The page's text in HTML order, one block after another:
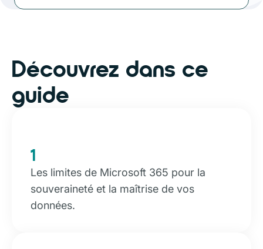
Découvrez dans ce
guide
1
Les limites de Microsoft 365 pour la
souveraineté et la maîtrise de vos
données.